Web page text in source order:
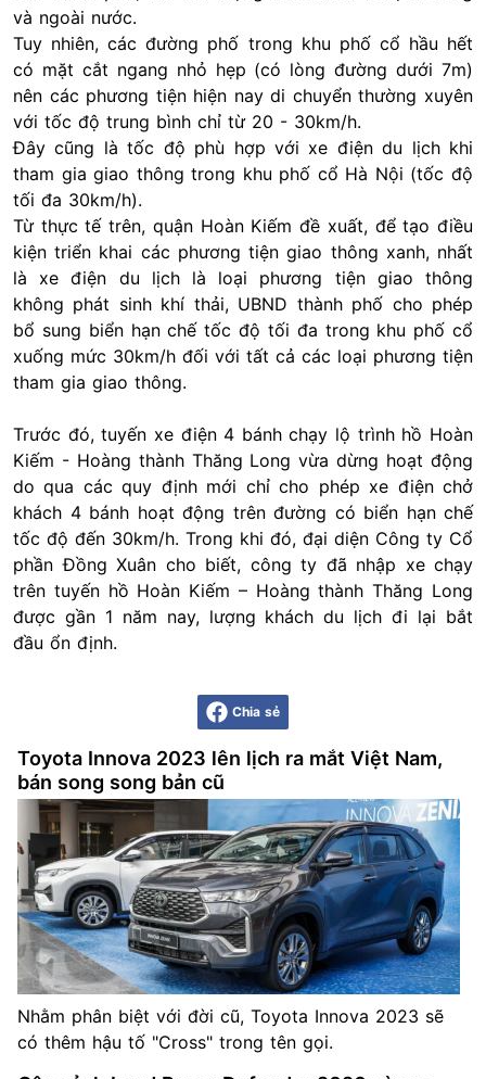
và ngoài nước.
Tuy nhiên, các đường phố trong khu phố cổ hầu hết
có mặt cắt ngang nhỏ hẹp (có lòng đường dưới 7m)
nên các phương tiện hiện nay di chuyển thường xuyên
với tốc độ trung bình chỉ từ 20 - 30km/h.
Đây cũng là tốc độ phù hợp với xe điện du lịch khi
tham gia giao thông trong khu phố cổ Hà Nội (tốc độ
tối đa 30km/h).
Từ thực tế trên, quận Hoàn Kiếm đề xuất, để tạo điều
kiện triển khai các phương tiện giao thông xanh, nhất
là xe điện du lịch là loại phương tiện giao thông
không phát sinh khí thải, UBND thành phố cho phép
bổ sung biển hạn chế tốc độ tối đa trong khu phố cổ
xuống mức 30km/h đối với tất cả các loại phương tiện
tham gia giao thông.
Trước đó, tuyến xe điện 4 bánh chạy lộ trình hồ Hoàn
Kiếm - Hoàng thành Thăng Long vừa dừng hoạt động
do qua các quy định mới chỉ cho phép xe điện chở
khách 4 bánh hoạt động trên đường có biển hạn chế
tốc độ đến 30km/h. Trong khi đó, đại diện Công ty Cổ
phần Đồng Xuân cho biết, công ty đã nhập xe chạy
trên tuyến hồ Hoàn Kiếm – Hoàng thành Thăng Long
được gần 1 năm nay, lượng khách du lịch đi lại bắt
đầu ổn định.
Chia sẻ
Toyota Innova 2023 lên lịch ra mắt Việt Nam,
bán song song bản cũ
Nhằm phân biệt với đời cũ, Toyota Innova 2023 sẽ
có thêm hậu tố "Cross" trong tên gọi.